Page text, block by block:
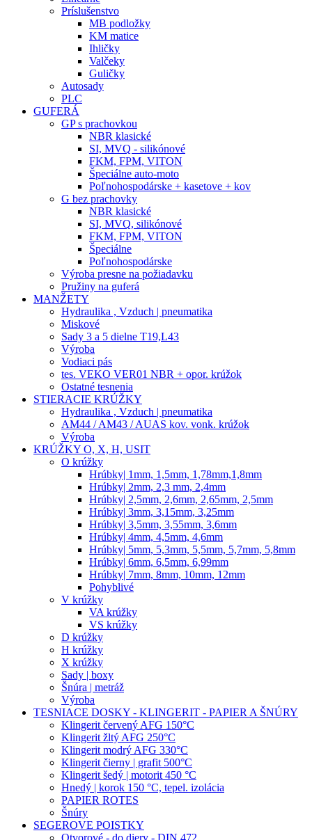
Príslušenstvo
MB podložky
KM matice
Ihličky
Valčeky
Guličky
Autosady
PLC
GUFERÁ
GP s prachovkou
NBR klasické
SI, MVQ - silikónové
FKM, FPM, VITON
Špeciálne auto-moto
Poľnohospodárske + kasetove + kov
G bez prachovky
NBR klasické
SI, MVQ, silikónové
FKM, FPM, VITON
Špeciálne
Poľnohospodárske
Výroba presne na požiadavku
Pružiny na guferá
MANŽETY
Hydraulika , Vzduch | pneumatika
Miskové
Sady 3 a 5 dielne T19,L43
Výroba
Vodiaci pás
tes. VEKO VER01 NBR + opor. krúžok
Ostatné tesnenia
STIERACIE KRÚŽKY
Hydraulika , Vzduch | pneumatika
AM44 / AM43 / AUAS kov. vonk. krúžok
Výroba
KRÚŽKY O, X, H, USIT
O krúžky
Hrúbky| 1mm, 1,5mm, 1,78mm,1,8mm
Hrúbky| 2mm, 2,3 mm, 2,4mm
Hrúbky| 2,5mm, 2,6mm, 2,65mm, 2,5mm
Hrúbky| 3mm, 3,15mm, 3,25mm
Hrúbky| 3,5mm, 3,55mm, 3,6mm
Hrúbky| 4mm, 4,5mm, 4,6mm
Hrúbky| 5mm, 5,3mm, 5,5mm, 5,7mm, 5,8mm
Hrúbky| 6mm, 6,5mm, 6,99mm
Hrúbky| 7mm, 8mm, 10mm, 12mm
Pohyblivé
V krúžky
VA krúžky
VS krúžky
D krúžky
H krúžky
X krúžky
Sady | boxy
Šnúra | metráž
Výroba
TESNIACE DOSKY - KLINGERIT - PAPIER A ŠNÚRY
Klingerit červený AFG 150°C
Klingerit žltý AFG 250°C
Klingerit modrý AFG 330°C
Klingerit čierny | grafit 500°C
Klingerit šedý | motorit 450 °C
Hnedý | korok 150 °C, tepel. izolácia
PAPIER ROTES
Šnúry
SEGEROVE POISTKY
Otvorové - do diery - DIN 472